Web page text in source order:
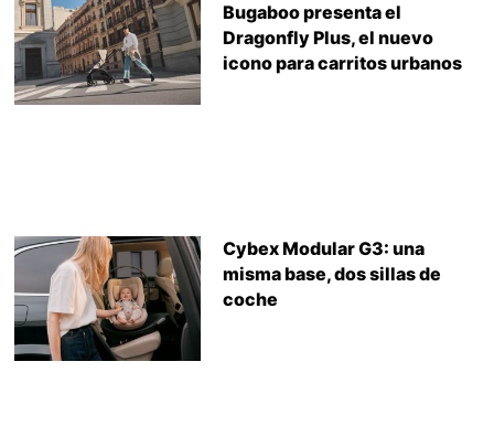
Bugaboo presenta el
Dragonfly Plus, el nuevo
icono para carritos urbanos
Cybex Modular G3: una
misma base, dos sillas de
coche